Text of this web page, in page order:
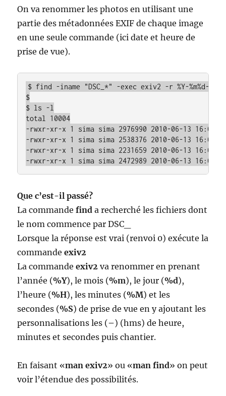
On va renommer les photos en utilisant une
partie des métadonnées EXIF de chaque image
en une seule commande (ici date et heure de
prise de vue).
$ find -iname "DSC_*" -exec exiv2 -r %Y-%m%d-
$
$ ls -l
total 10004
-rwxr-xr-x 1 sima sima 2976990 2010-06-13 16:07
-rwxr-xr-x 1 sima sima 2538376 2010-06-13 16:07
-rwxr-xr-x 1 sima sima 2231659 2010-06-13 16:07
Que c’est-il passé?
La commandefind a recherché les fichiers dont
le nom commence par DSC_
Lorsque la réponse est vrai (renvoi 0) exécute la
commandeexiv2
La commandeexiv2 va renommer en prenant
l’année (%Y), le mois (%m), le jour (%d),
l’heure (%H), les minutes (%M) et les
secondes (%S) de prise de vue en y ajoutant les
personnalisations les (–) (hms) de heure,
minutes et secondes puis chantier.
En faisant «man exiv2» ou «man find» on peut
voir l’étendue des possibilités.